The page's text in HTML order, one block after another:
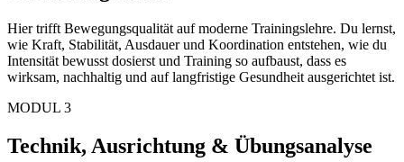
Hier trifft Bewegungsqualität auf moderne Trainingslehre. Du lernst,
wie Kraft, Stabilität, Ausdauer und Koordination entstehen, wie du
Intensität bewusst dosierst und Training so aufbaust, dass es
wirksam, nachhaltig und auf langfristige Gesundheit ausgerichtet ist.
MODUL 3
Technik, Ausrichtung & Übungsanalyse